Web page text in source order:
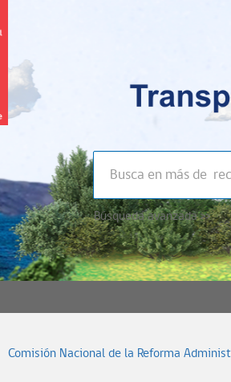
Búsqueda avanzada >>
Comisión Nacional de la Reforma